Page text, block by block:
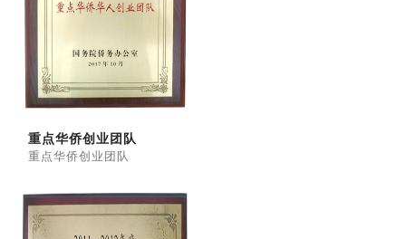
重点华侨创业团队
重点华侨创业团队